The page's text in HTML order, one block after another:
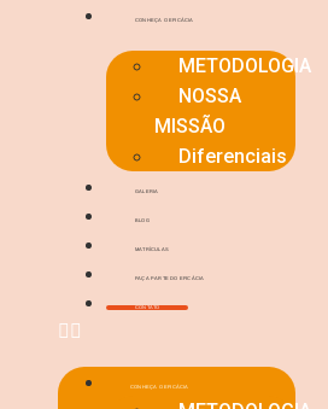
CONHEÇA O EFICÁCIA
METODOLOGIA
NOSSA
MISSÃO
Diferenciais
GALERIA
BLOG
MATRÍCULAS
FAÇA PARTE DO EFICÁCIA
CONTATO
CONHEÇA O EFICÁCIA